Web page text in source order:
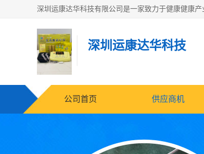
深圳运康达华科技
公司首页 供应商机